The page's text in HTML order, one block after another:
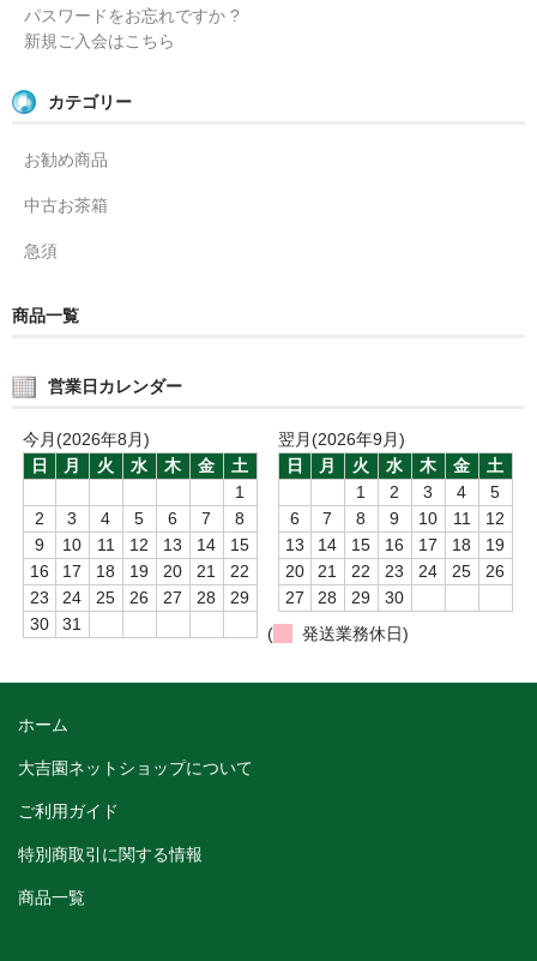
パスワードをお忘れですか ?
新規ご入会はこちら
カテゴリー
お勧め商品
中古お茶箱
急須
商品一覧
営業日カレンダー
今月(2026年8月)
日
月 火 水 木 金
土
1
2
3 4 5 6 7
8
9
10 11 12 13 14
15
16
17 18 19 20 21
22
23
24 25 26 27 28
29
30
31
翌月(2026年9月)
日
月 火 水 木 金
土
1
2 3 4
5
6
7 8 9 10 11
12
13
14 15 16 17 18
19
20
21 22 23 24 25
26
27
28 29
30
(
発送業務休日)
ホーム
大吉園ネットショップについて
ご利用ガイド
特別商取引に関する情報
商品一覧